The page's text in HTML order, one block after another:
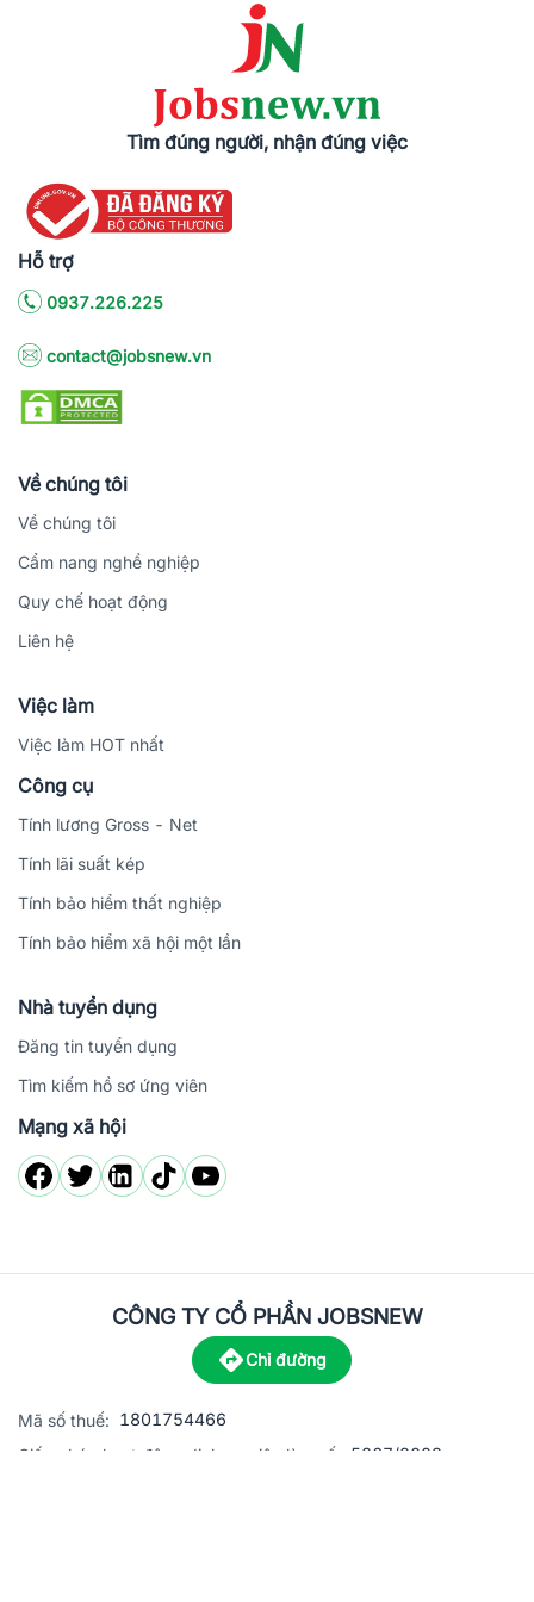
Tìm đúng người, nhận đúng việc
Hỗ trợ
0937.226.225
contact@jobsnew.vn
Về chúng tôi
Về chúng tôi
Cẩm nang nghề nghiệp
Quy chế hoạt động
Liên hệ
Việc làm
Việc làm HOT nhất
Công cụ
Tính lương Gross - Net
Tính lãi suất kép
Tính bảo hiểm thất nghiệp
Tính bảo hiểm xã hội một lần
Nhà tuyển dụng
Đăng tin tuyển dụng
Tìm kiếm hồ sơ ứng viên
Mạng xã hội
CÔNG TY CỔ PHẦN JOBSNEW
Chỉ đường
Mã số thuế: 1801754466
Giấy phép hoạt động dịch vụ việc làm số:
5867/2023